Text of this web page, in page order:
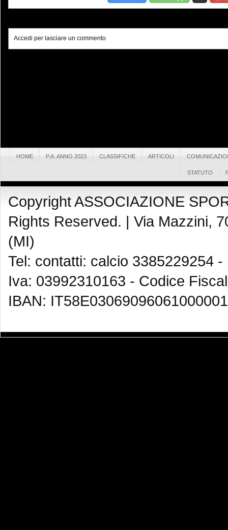
Accedi per lasciare un commento
HOME P.A. ANNO 2023 CLASSIFICHE ARTICOLI
STATUTO
Copyright ASSOCIAZIONE
Rights Reserved. | Via Mazzini,
(MI)
Tel: contatti: calcio 3385229254
Iva: 03992310163 - Codice
IBAN: